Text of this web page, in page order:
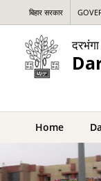
बिहार सरकार
Home